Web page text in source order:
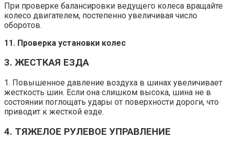
При проверке балансировки ведущего колеса вращайте
колесо двигателем, постепенно увеличивая число
оборотов.
11. Проверка установки колес
3. ЖЕСТКАЯ ЕЗДА
1. Повышенное давление воздуха в шинах увеличивает
жесткость шин. Если она слишком высока, шина не в
состоянии поглощать удары от поверхности дороги, что
приводит к жесткой езде.
4. ТЯЖЕЛОЕ РУЛЕВОЕ УПРАВЛЕНИЕ